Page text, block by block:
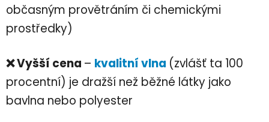
občasným provětráním či chemickými
prostředky)
❌ Vyšší cena – kvalitní vlna (zvlášť ta 100
procentní) je dražší než běžné látky jako
bavlna nebo polyester